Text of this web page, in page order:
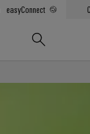
easyConnect